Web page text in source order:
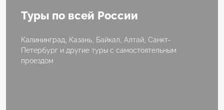
Туры по всей России
Калининград, Казань, Байкал, Алтай, Санкт-
Петербург и другие туры с самостоятельным
проездом